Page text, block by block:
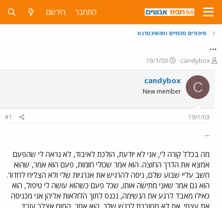
התחבר הירשם
סיפורים מהחיים ומהאינטרנט
...
פ
ו
ת
ח
ה
ש
candybox
פ
ו
ר
ס
ם
19/1/03
C
candybox
New member
19/1/03
#1
...
מה בכלל קורה לי, אני לא יודעת, הולכת לאיבוד, לא נראה לי שהפעם
אמצא את הדרך החוצה. הוא אמר שכולי חומות, פעם הוא אמר, שהוא
חשב עליי שבוע שלם, ניסה להרגיש את אנרגיות שלי ולא הצליח לחדור.
הוא גם אמר שאני מתישה אותו, שכל פעם כשהוא עושה לי טיפול, הוא
כאילו מאבד לרגע את הנשימה, נכנס לתוך הלולאות אליהן אני מכניסה
את עצמי. את לא מחוברת לרגש שלך, הוא אמר, המוח אצלך עובד